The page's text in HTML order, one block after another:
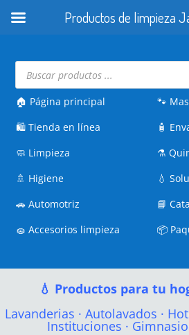
Búsqueda
productos
🏠 Página principal
🛍️Tienda en línea
🧼 Limpieza
🚿 Higiene
🚗Automotriz
🧽Accesorios limpieza
🐾
🧴
⚗️
💧
📘
📦
💧 Productos para tu
Lavanderias · Autolavados ·
Instituciones ·
Productos de limpieza